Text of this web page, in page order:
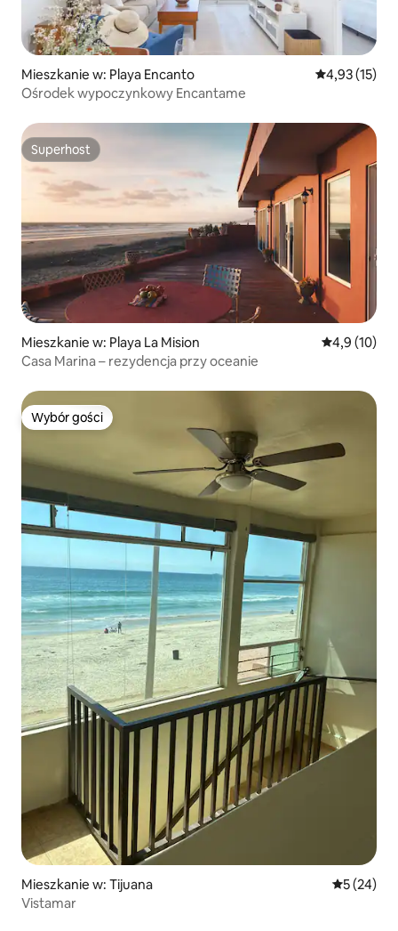
Mieszkanie w: Playa Encanto Średnia
4,93 (15)
Ośrodek wypoczynkowy Encantame
Superhost
Superhost
Mieszkanie w: Playa La Mision Średnia
4,9 (10)
Casa Marina – rezydencja przy oceanie
Wybór gości
Wybór gości
Mieszkanie w: Tijuana Średnia
5 (24)
Vistamar